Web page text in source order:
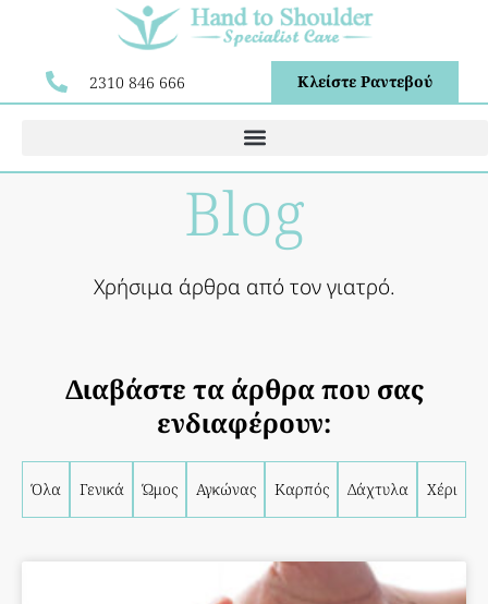
2310 846 666 Κλείστε Ραντεβού
Blog
Χρήσιμα άρθρα από τον γιατρό.
Διαβάστε τα άρθρα που σας
ενδιαφέρουν:
Όλα Γενικά Ώμος Αγκώνας Καρπός Δάχτυλα Χέρι